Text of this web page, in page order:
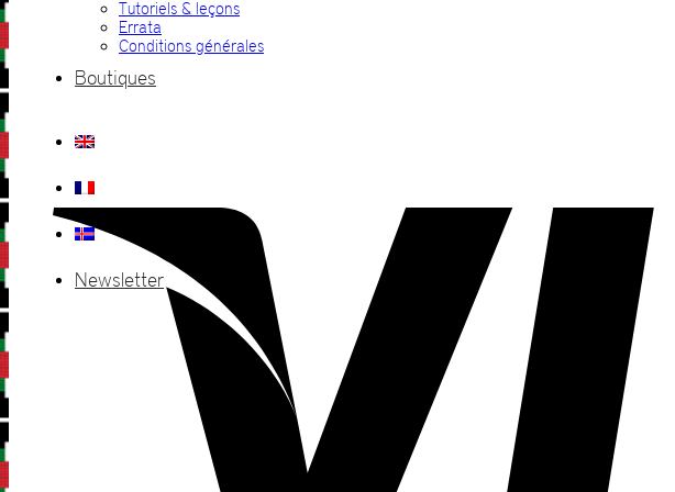
Tutoriels & leçons
Errata
Conditions générales
Boutiques
Newsletter